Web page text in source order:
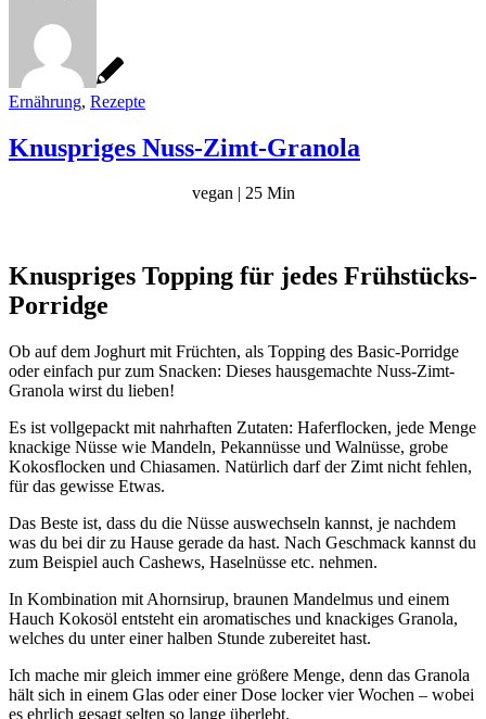
Ernährung, Rezepte
Knuspriges Nuss-Zimt-Granola
vegan | 25 Min
Knuspriges Topping für jedes Frühstücks-
Porridge
Ob auf dem Joghurt mit Früchten, als Topping des Basic-Porridge
oder einfach pur zum Snacken: Dieses hausgemachte Nuss-Zimt-
Granola wirst du lieben!
Es ist vollgepackt mit nahrhaften Zutaten: Haferflocken, jede Menge
knackige Nüsse wie Mandeln, Pekannüsse und Walnüsse, grobe
Kokosflocken und Chiasamen. Natürlich darf der Zimt nicht fehlen,
für das gewisse Etwas.
Das Beste ist, dass du die Nüsse auswechseln kannst, je nachdem
was du bei dir zu Hause gerade da hast. Nach Geschmack kannst du
zum Beispiel auch Cashews, Haselnüsse etc. nehmen.
In Kombination mit Ahornsirup, braunen Mandelmus und einem
Hauch Kokosöl entsteht ein aromatisches und knackiges Granola,
welches du unter einer halben Stunde zubereitet hast.
Ich mache mir gleich immer eine größere Menge, denn das Granola
hält sich in einem Glas oder einer Dose locker vier Wochen – wobei
es ehrlich gesagt selten so lange überlebt.